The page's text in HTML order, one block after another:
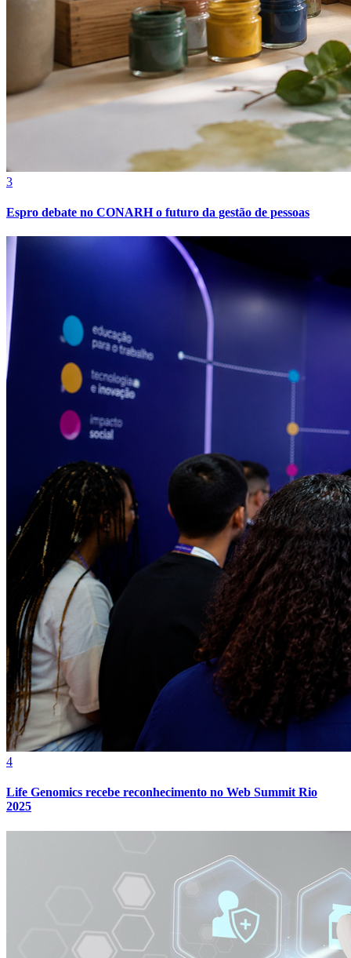
Juventude
3
Espro debate no CONARH o futuro da gestão de pessoas
4
Life Genomics recebe reconhecimento no Web Summit Rio
2025